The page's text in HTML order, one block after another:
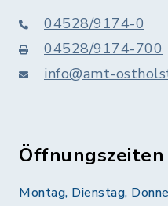
04528/9174-0
04528/9174-700
info@amt-
Montag, Dienstag,